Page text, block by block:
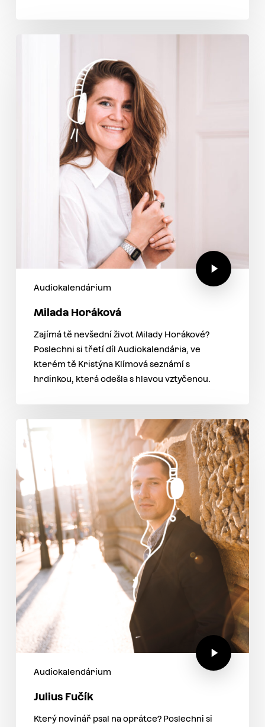
Audiokalendárium
Milada Horáková
Zajímá tě nevšední život Milady Horákové?
Poslechni si třetí díl Audiokalendária, ve
kterém tě Kristýna Klímová seznámí s
hrdinkou, která odešla s hlavou vztyčenou.
Audiokalendárium
Julius Fučík
Který novinář psal na oprátce? Poslechni si